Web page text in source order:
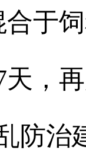
于
天，
防治